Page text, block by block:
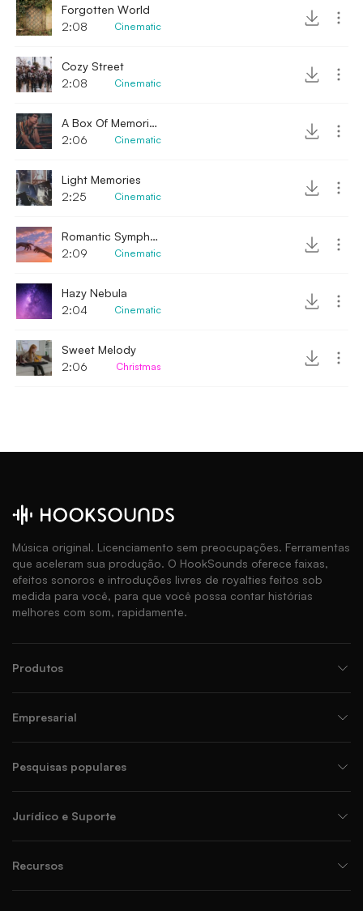
Forgotten World
2:08
Cinematic
Cozy Street
2:08
Cinematic
A Box Of Memories
2:06
Cinematic
Light Memories
2:25
Cinematic
Romantic Symphony
2:09
Cinematic
Hazy Nebula
2:04
Cinematic
Sweet Melody
2:06
Christmas
Música original. Licenciamento sem preocupações. Ferramentas
que aceleram sua produção. O HookSounds oferece faixas,
efeitos sonoros e introduções livres de royalties feitos sob
medida para você, para que você possa contar histórias
melhores com som, rapidamente.
Produtos
Empresarial
Pesquisas populares
Jurídico e Suporte
Recursos